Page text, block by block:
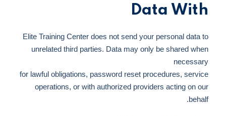
Data With
Elite Training Center does not send your personal data to
unrelated third parties. Data may only be shared when
necessary
for lawful obligations, password reset procedures, service
operations, or with authorized providers acting on our
behalf.